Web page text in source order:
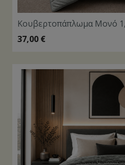
Κουβερτοπάπλωμα Μονό
37,00 €